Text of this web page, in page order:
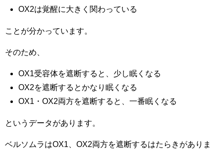
OX2は覚醒に大きく関わっている
ことが分かっています。
そのため、
OX1受容体を遮断すると、少し眠くなる
OX2を遮断するとかなり眠くなる
OX1・OX2両方を遮断すると、一番眠くなる
というデータがあります。
ベルソムラはOX1、OX2両方を遮断するはたらきがありま